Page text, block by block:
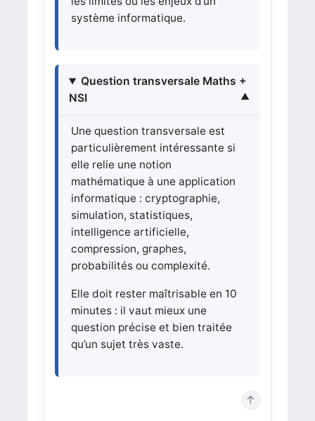
système informatique.
Question transversale Maths +
NSI
Une question transversale est
particulièrement intéressante si
elle relie une notion
mathématique à une application
informatique : cryptographie,
simulation, statistiques,
intelligence artificielle,
compression, graphes,
probabilités ou complexité.
Elle doit rester maîtrisable en 10
minutes : il vaut mieux une
question précise et bien traitée
qu’un sujet très vaste.
↑